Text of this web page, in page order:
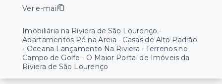
Ver e-mail
Imobiliária na Riviera de São Lourenço -
Apartamentos Pé na Areia - Casas de Alto Padrão
- Oceana Lançamento Na Riviera - Terrenos no
Campo de Golfe - O Maior Portal de Imóveis da
Riviera de São Lourenço